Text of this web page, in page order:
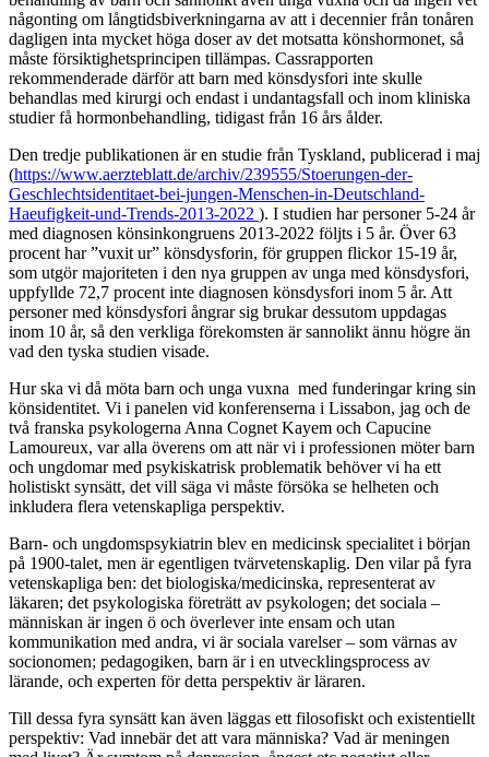
någonting om långtidsbiverkningarna av att i decennier från tonåren
dagligen inta mycket höga doser av det motsatta könshormonet, så
måste försiktighetsprincipen tillämpas. Cassrapporten
rekommenderade därför att barn med könsdysfori inte skulle
behandlas med kirurgi och endast i undantagsfall och inom kliniska
studier få hormonbehandling, tidigast från 16 års ålder.
Den tredje publikationen är en studie från Tyskland, publicerad i maj
(https://www.aerzteblatt.de/archiv/239555/Stoerungen-der-
Geschlechtsidentitaet-bei-jungen-Menschen-in-Deutschland-
Haeufigkeit-und-Trends-2013-2022 ). I studien har personer 5-24 år
med diagnosen könsinkongruens 2013-2022 följts i 5 år. Över 63
procent har ”vuxit ur” könsdysforin, för gruppen flickor 15-19 år,
som utgör majoriteten i den nya gruppen av unga med könsdysfori,
uppfyllde 72,7 procent inte diagnosen könsdysfori inom 5 år. Att
personer med könsdysfori ångrar sig brukar dessutom uppdagas
inom 10 år, så den verkliga förekomsten är sannolikt ännu högre än
vad den tyska studien visade.
Hur ska vi då möta barn och unga vuxna med funderingar kring sin
könsidentitet. Vi i panelen vid konferenserna i Lissabon, jag och de
två franska psykologerna Anna Cognet Kayem och Capucine
Lamoureux, var alla överens om att när vi i professionen möter barn
och ungdomar med psykiskatrisk problematik behöver vi ha ett
holistiskt synsätt, det vill säga vi måste försöka se helheten och
inkludera flera vetenskapliga perspektiv.
Barn- och ungdomspsykiatrin blev en medicinsk specialitet i början
på 1900-talet, men är egentligen tvärvetenskaplig. Den vilar på fyra
vetenskapliga ben: det biologiska/medicinska, representerat av
läkaren; det psykologiska företrätt av psykologen; det sociala –
människan är ingen ö och överlever inte ensam och utan
kommunikation med andra, vi är sociala varelser – som värnas av
socionomen; pedagogiken, barn är i en utvecklingsprocess av
lärande, och experten för detta perspektiv är läraren.
Till dessa fyra synsätt kan även läggas ett filosofiskt och existentiellt
perspektiv: Vad innebär det att vara människa? Vad är meningen